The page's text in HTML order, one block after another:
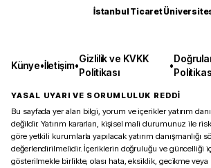
İstanbul Ticaret
Künye•İletişim•
Gizlilik ve KVKK
Politikası
•
YASAL UYARI VE SORUMLULUK REDDİ
Bu sayfada yer alan bilgi, yorum ve içerikler yatırım
değildir. Yatırım kararları, kişisel mali durumunuz ile
göre yetkili kurumlarla yapılacak yatırım danışmanlığı
değerlendirilmelidir. İçeriklerin doğruluğu ve güncelliği
gösterilmekle birlikte, olası hata, eksiklik, gecikme